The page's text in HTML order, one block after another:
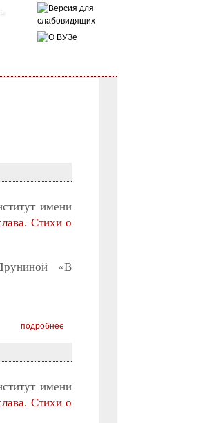
имени
Стихи о
«В
подробнее
имени
Стихи о